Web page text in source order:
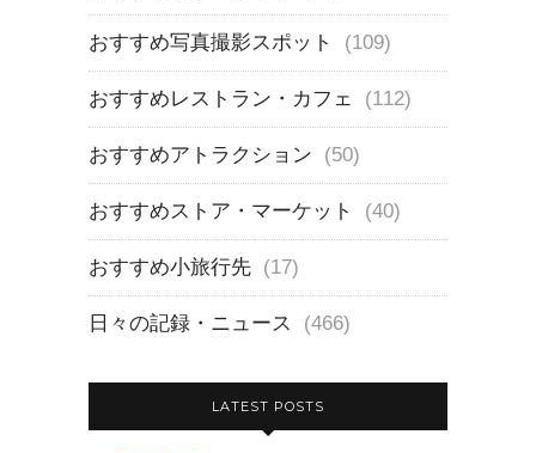
おすすめ写真撮影スポット (109)
おすすめレストラン・カフェ (112)
おすすめアトラクション (50)
おすすめストア・マーケット (40)
おすすめ小旅行先 (17)
日々の記録・ニュース (466)
LATEST POSTS